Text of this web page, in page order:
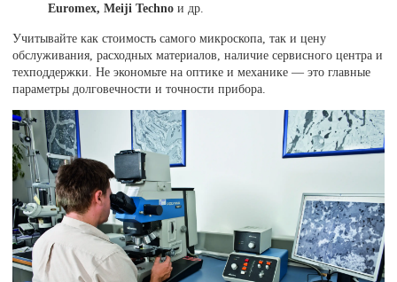
Euromex, Meiji Techno и др.
Учитывайте как стоимость самого микроскопа, так и цену
обслуживания, расходных материалов, наличие сервисного центра и
техподдержки. Не экономьте на оптике и механике — это главные
параметры долговечности и точности прибора.